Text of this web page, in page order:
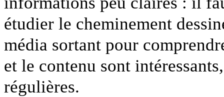
étudier le cheminement
média sortant pour
et le contenu sont
régulières.